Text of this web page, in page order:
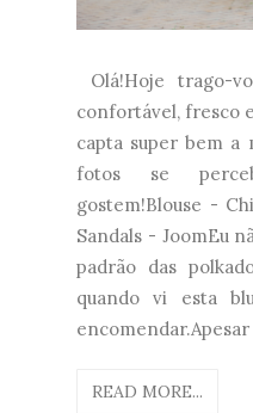
Olá!Hoje trago-
confortável, fresco
capta super bem a
fotos se
gostem!Blouse -
Sandals - JoomEu
padrão das
quando vi esta
READ MORE...